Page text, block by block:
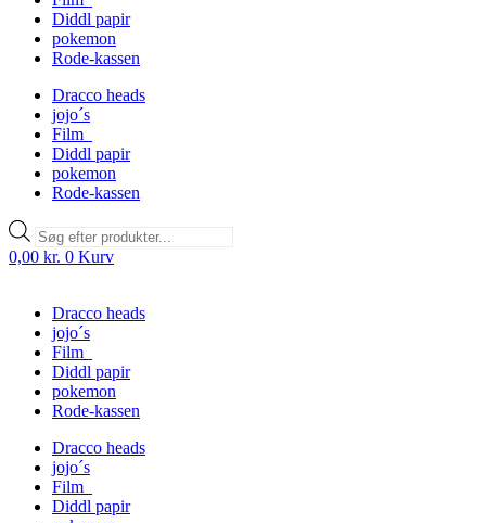
Diddl papir
pokemon
Rode-kassen
Dracco heads
jojo´s
Film
Diddl papir
pokemon
Rode-kassen
Products
search
0,00 kr. 0 Kurv
Dracco heads
jojo´s
Film
Diddl papir
pokemon
Rode-kassen
Dracco heads
jojo´s
Film
Diddl papir